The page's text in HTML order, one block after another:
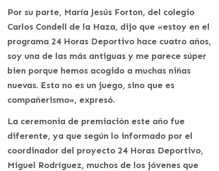
Por su parte, María Jesús Forton, del colegio
Carlos Condell de la Haza, dijo que «estoy en el
programa 24 Horas Deportivo hace cuatro años,
soy una de las más antiguas y me parece súper
bien porque hemos acogido a muchas niñas
nuevas. Esto no es un juego, sino que es
compañerismo», expresó.
La ceremonia de premiación este año fue
diferente, ya que según lo informado por el
coordinador del proyecto 24 Horas Deportivo,
Miguel Rodríguez, muchos de los jóvenes que